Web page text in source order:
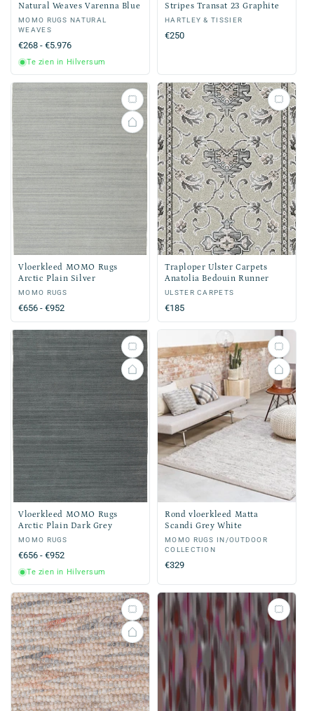
Natural Weaves Varenna Blue
Verkoper:
MOMO RUGS NATURAL
WEAVES
Normale
prijs
€268 - €5.976
Te zien in Hilversum
Stripes Transat 23 Graphite
Verkoper:
HARTLEY & TISSIER
Normale
€250
Vloerkleed MOMO Rugs
Arctic Plain Silver
Verkoper:
MOMO RUGS
Normale
prijs
€656 - €952
Traploper Ulster Carpets
Anatolia Bedouin Runner
Verkoper:
ULSTER CARPETS
Normale
prijs
€185
Vloerkleed MOMO Rugs
Arctic Plain Dark Grey
Verkoper:
MOMO RUGS
Normale
prijs
€656 - €952
Te zien in Hilversum
Rond vloerkleed Matta
Scandi Grey White
Verkoper:
MOMO RUGS IN/OUTDOOR
COLLECTION
Normale
€329